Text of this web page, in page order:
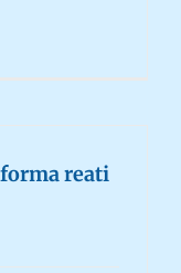
reati